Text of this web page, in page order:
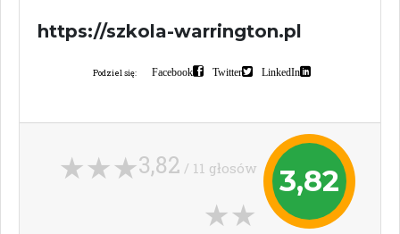
https://szkola-warrington.pl
Podziel się: Facebook Twitter LinkedIn
3,82
3,82 / 11 głosów